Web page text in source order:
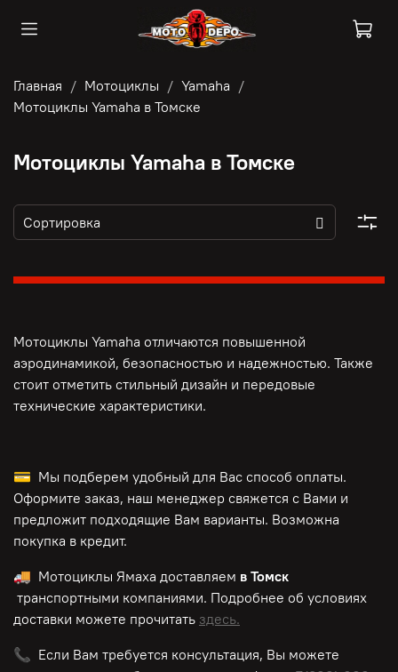
Главная Мотоциклы
Yamaha
Мотоциклы Yamaha в Томске
Мотоциклы Yamaha в Томске
Мотоциклы Yamaha отличаются повышенной
аэродинамикой, безопасностью и надежностью. Также
стоит отметить стильный дизайн и передовые
технические характеристики.
💳 Мы подберем удобный для Вас способ оплаты.
Оформите заказ, наш менеджер свяжется с Вами и
предложит подходящие Вам варианты. Возможна
покупка в кредит.
🚚 Мотоциклы Ямаха доставляем в Томск
транспортными компаниями. Подробнее об условиях
доставки можете прочитать здесь.
📞 Если Вам требуется консультация, Вы можете